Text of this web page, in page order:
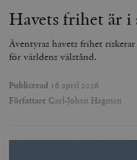
Havets frihet är i
Äventyras havets frihet
för världens välstånd.
Publicerad 16 april 2026
Författare Carl-Johan Hagman